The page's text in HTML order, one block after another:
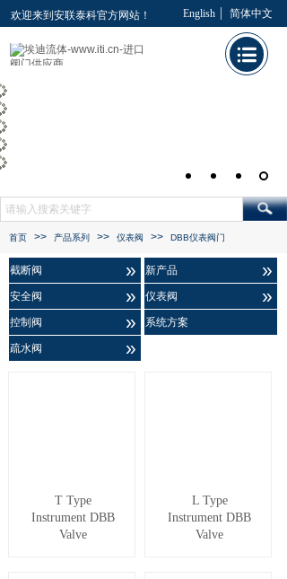
首页 >> 产品系列 >> 仪表阀 >> DBB仪表阀门
新产品 »
仪表阀 »
系统方案
截断阀 »
安全阀 »
控制阀 »
疏水阀 »
T Type
Instrument DBB
Valve
L Type
Instrument DBB
Valve
欢迎来到安联泰科官方网站！ English 简体中文